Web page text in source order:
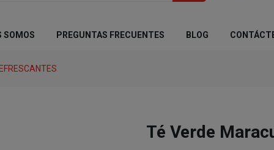
SOMOS PREGUNTAS FRECUENTES BLOG
Té Verde